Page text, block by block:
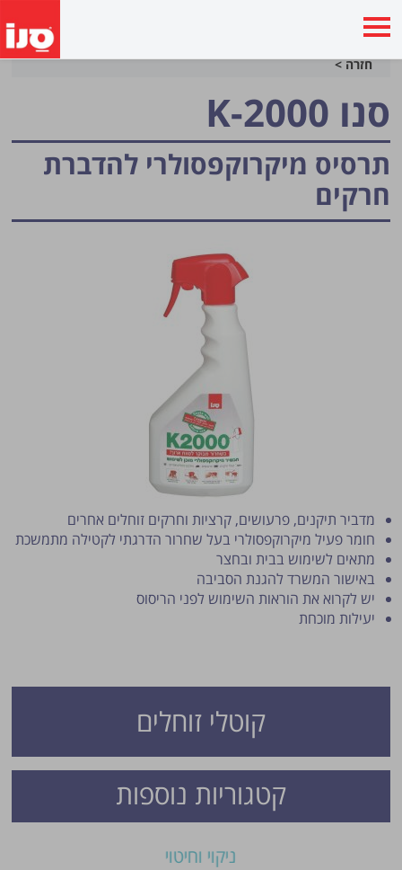
חזרה >
קוטלי זוחלים
סנו K-2000
תרסיס מיקרוקפסולרילהדברת
חרקים
מדביר תיקנים, פרעושים, קרציות וחרקים זוחלים אחרים
חומר פעיל מיקרוקפסולרי בעל שחרור הדרגתי לקטילה מתמשכת
מתאים לשימוש בבית ובחצר
באישור המשרד להגנת הסביבה
יש לקרוא את הוראות השימוש לפני הריסוס
יעילות מוכחת
קטגוריות נוספות
ניקוי וחיטוי
פרסום הטיפ מותנה לשיקול מנהל האתר.